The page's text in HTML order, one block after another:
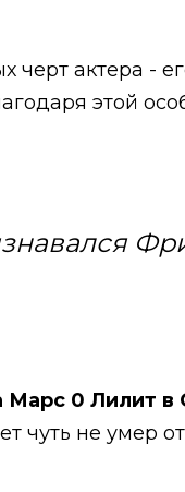
черт актера -
этой
Марс 0 Лилит в
чуть не умер